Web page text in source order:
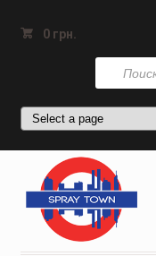
0 грн.
Поиск
товаров